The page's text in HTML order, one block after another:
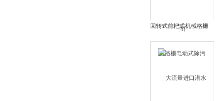
回转式前耙式机械格栅